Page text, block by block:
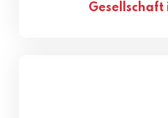
Gesellschaft